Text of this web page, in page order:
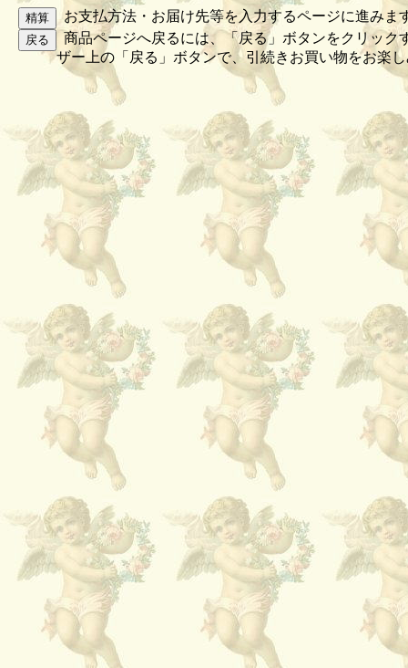
お支払方法・お届け先等を入力するページに進みま
商品ページへ戻るには、「戻る」ボタンをクリック
ザー上の「戻る」ボタンで、引続きお買い物をお楽